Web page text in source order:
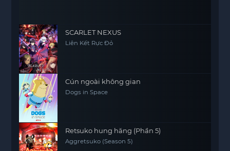
SCARLET NEXUS
Liên Kết Rực Đỏ
Cún ngoài không gian
Dogs in Space
Retsuko hung hăng (Phần 5)
Aggretsuko (Season 5)